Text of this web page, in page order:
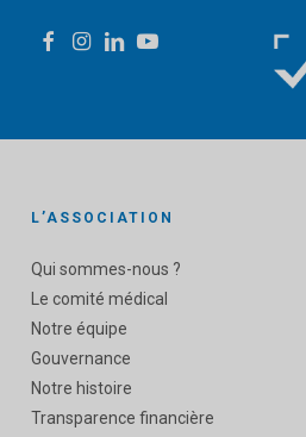
L’ASSOCIATION
Qui sommes-nous ?
Le comité médical
Notre équipe
Gouvernance
Notre histoire
Transparence financière